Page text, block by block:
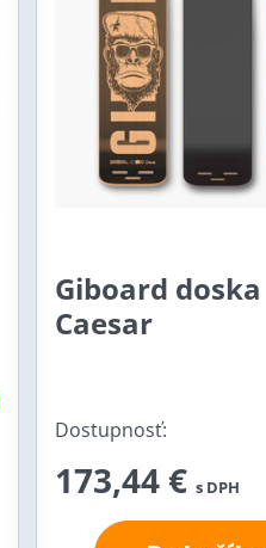
Giboard doska
Caesar
Dostupnosť:
173,44 € s DPH